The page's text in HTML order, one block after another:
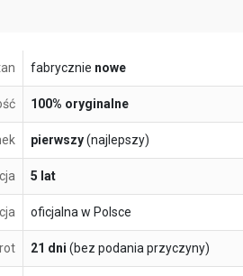
fabrycznie nowe
100% oryginalne
pierwszy(najlepszy)
5 lat
oficjalna w Polsce
21 dni (bez podania przyczyny)